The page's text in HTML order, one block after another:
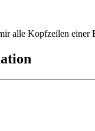
alle Kopfzeilen einer